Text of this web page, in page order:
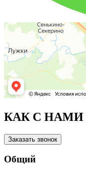
КАК С НАМИ
Заказать звонок
Общий